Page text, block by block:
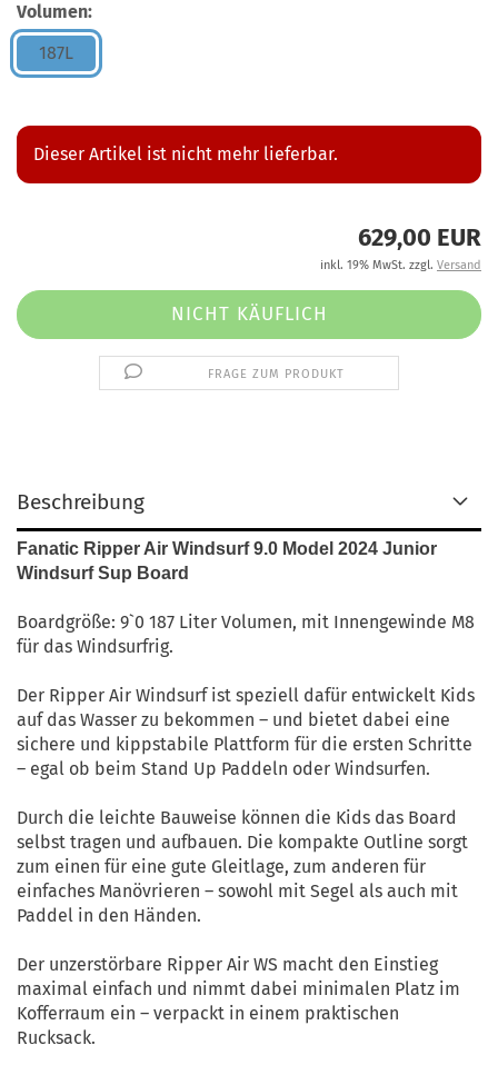
Volumen:
187L
Dieser Artikel ist nicht mehr lieferbar.
629,00 EUR
inkl. 19% MwSt. zzgl. Versand
FRAGE ZUM PRODUKT
Beschreibung
Fanatic Ripper Air Windsurf 9.0 Model 2024 Junior
Windsurf Sup Board
Boardgröße: 9`0 187 Liter Volumen, mit Innengewinde M8
für das Windsurfrig.
Der Ripper Air Windsurf ist speziell dafür entwickelt Kids
auf das Wasser zu bekommen – und bietet dabei eine
sichere und kippstabile Plattform für die ersten Schritte
– egal ob beim Stand Up Paddeln oder Windsurfen.
Durch die leichte Bauweise können die Kids das Board
selbst tragen und aufbauen. Die kompakte Outline sorgt
zum einen für eine gute Gleitlage, zum anderen für
einfaches Manövrieren – sowohl mit Segel als auch mit
Paddel in den Händen.
Der unzerstörbare Ripper Air WS macht den Einstieg
maximal einfach und nimmt dabei minimalen Platz im
Kofferraum ein – verpackt in einem praktischen
Rucksack.